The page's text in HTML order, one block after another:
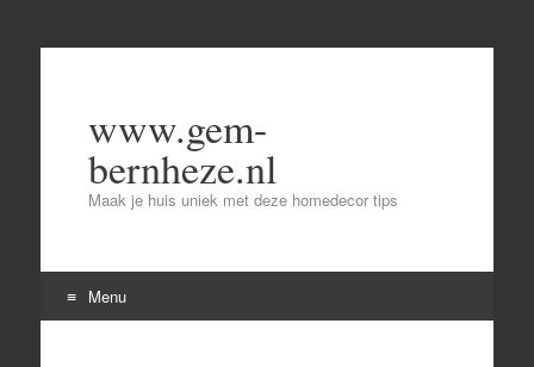
www.gem-
bernheze.nl
Maak je huis uniek met deze homedecor tips
Menu